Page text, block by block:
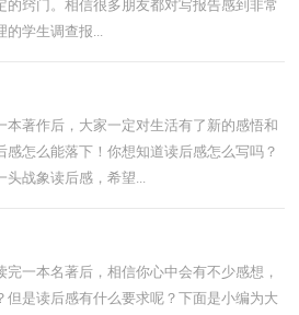
的窍门。相信很多朋友都对写报告感到非常
的学生调查报...
本著作后，大家一定对生活有了新的感悟和
怎么能落下！你想知道读后感怎么写吗？
头战象读后感，希望...
完一本名著后，相信你心中会有不少感想，
但是读后感有什么要求呢？下面是小编为大